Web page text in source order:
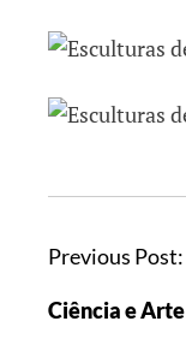
Previous Post:
Ciência e Arte